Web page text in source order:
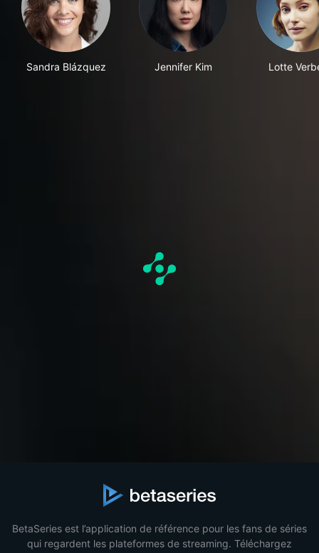
Sandra Blázquez Jennifer Kim Lotte
BetaSeries est l’application de référence pour les fans de séries
qui regardent les plateformes de streaming. Téléchargez